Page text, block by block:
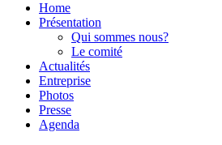
Home
Présentation
Qui sommes nous?
Le comité
Actualités
Entreprise
Photos
Presse
Agenda